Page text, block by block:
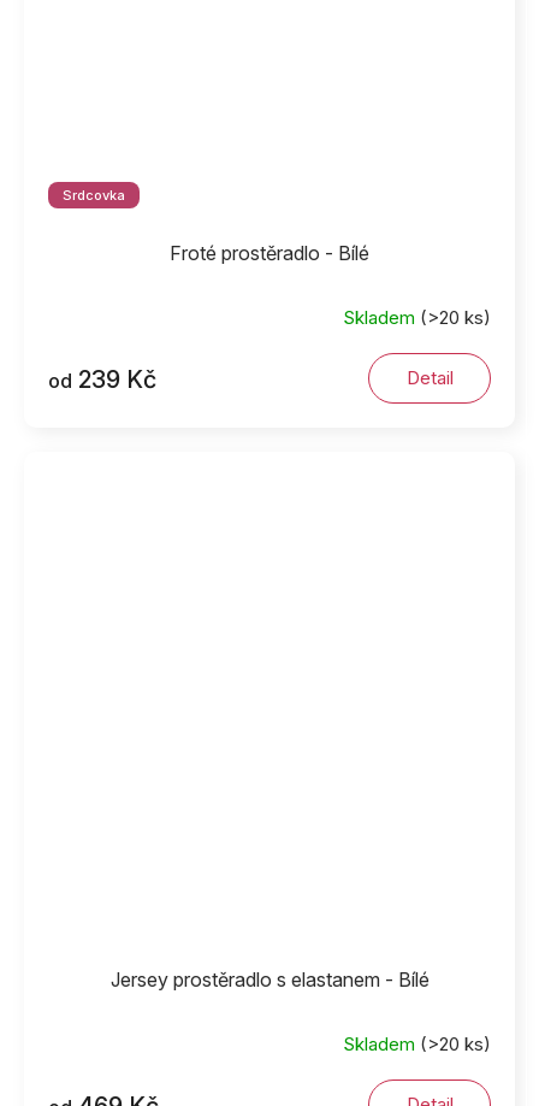
Srdcovka
Froté prostěradlo - Bílé
Skladem (>20 ks)
od 239 Kč Detail
Jersey prostěradlo s elastanem - Bílé
Skladem (>20 ks)